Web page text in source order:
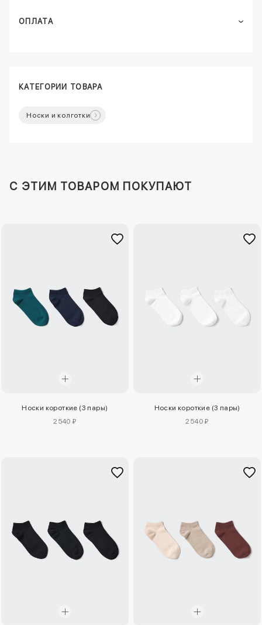
ОПЛАТА
КАТЕГОРИИ ТОВАРА
Носки и колготки
C ЭТИМ ТОВАРОМ ПОКУПАЮТ
Носки короткие (3 пары)
2540 ₽
Носки короткие (3 пары)
2540 ₽